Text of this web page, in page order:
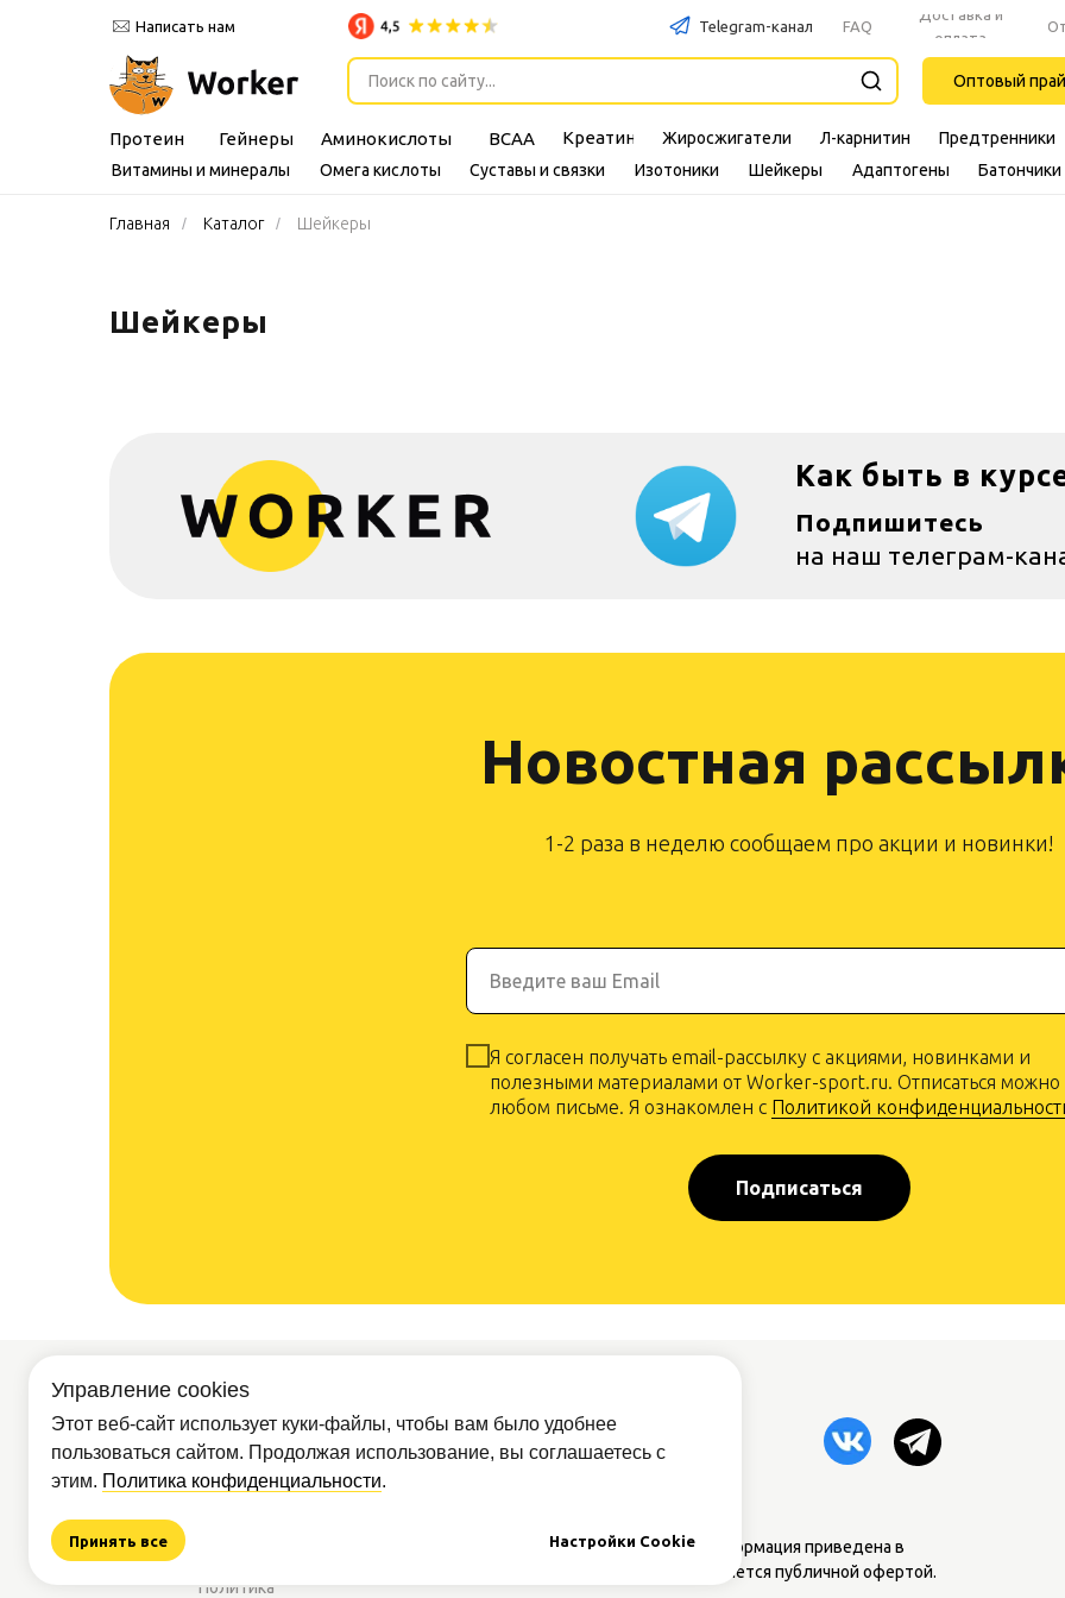
Доставка и
оплата
Протеин Гейнеры Аминокислоты Креатин
Изотоники
Жиросжигатели
Витамины и минералы
Омега кислоты Суставы и связки
Предтренники
Шейкеры
Адаптогены
Л-карнитин
Поиск по сайту...
Написать нам
Батончики
Оптовый
FAQ
BCAA
Telegram-канал
Главная / Каталог / Шейкеры
Шейкеры
Как быть в
Подпишитесь
на наш телеграм-
Управление cookies
Этот веб-сайт использует куки-файлы, чтобы вам было удобнее
пользоваться сайтом. Продолжая использование, вы соглашаетесь с
этим. Политика конфиденциальности.
Принять все Настройки Cookie
Новостная
1-2 раза в неделю сообщаем про акции и новинки!
Введите ваш Email
Я согласен получать email-рассылку с акциями, новинками и
полезными материалами от Worker-sport.ru. Отписаться можно
любом письме. Я ознакомлен с Политикой
Подписаться
Доставка и
оплата
Покупателям
Оптовый прайс
Статьи
Как сделать
заказ
Вся представленная на сайте информация приведена в
ознакомительных целях и не является публичной офертой.
Политика